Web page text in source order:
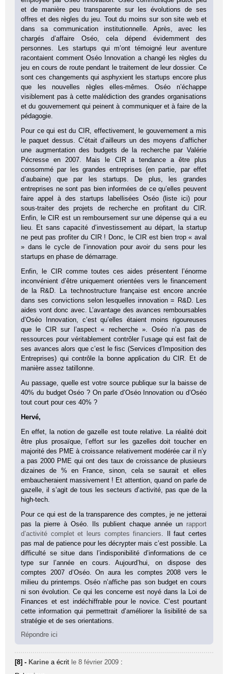
et de manière peu transparente sur les évolutions de ses
offres et des règles du jeu. Tout du moins sur son site web et
dans sa communication institutionnelle. Après, avec les
chargés d’affaire Oséo, cela dépend évidemment des
personnes. Les startups qui m’ont témoigné leur aventure
racontaient comment Oséo Innovation a changé les règles du
jeu en cours de route pendant le traitement de leur dossier. Ce
sont ces changements qui asphyxient les startups encore plus
que les nouvelles règles elles-mêmes. Oséo n’échappe
visiblement pas à cette malédiction des grandes organisations
et du gouvernement qui peinent à communiquer et à faire de la
pédagogie.
Pour ce qui est du CIR, effectivement, le gouvernement a mis
le paquet dessus. C’était d’ailleurs un des moyens d’afficher
une augmentation des budgets de la recherche par Valérie
Pécresse en 2007. Mais le CIR a tendance a être plus
consommé par les grandes entreprises (en partie, par effet
d’aubaine) que par les startups. De plus, les grandes
entreprises ne sont pas bien informées de ce qu’elles peuvent
faire appel à des startups labellisées Oséo (liste ici) pour
sous-traiter des projets de recherche en profitant du CIR.
Enfin, le CIR est un remboursement sur une dépense qui a eu
lieu. Et sans capacité d’investissement au départ, la startup
ne peut pas profiter du CIR ! Donc, le CIR est bien trop « aval
» dans le cycle de l’innovation pour avoir du sens pour les
startups en phase de démarrage.
Enfin, le CIR comme toutes ces aides présentent l’énorme
inconvénient d’être uniquement orientées vers le financement
de la R&D. La technostructure française est encore ancrée
dans ses convictions selon lesquelles innovation = R&D. Les
aides vont donc avec. L’avantage des avances remboursables
d’Oséo Innovation, c’est qu’elles étaient moins rigoureuses
que le CIR sur l’aspect « recherche ». Oséo n’a pas de
ressources pour véritablement contrôler l’usage qui est fait de
ses avances alors que c’est le fisc (Services d’Imposition des
Entreprises) qui contrôle la bonne application du CIR. Et de
manière assez tatillonne.
Au passage, quelle est votre source publique sur la baisse de
40% du budget Oséo ? On parle d’Oséo Innovation ou d’Oséo
tout court pour ces 40% ?
Hervé,
En effet, la notion de gazelle est toute relative. La réalité doit
être plus prosaïque, l’effort sur les gazelles doit toucher en
majorité des PME à croissance relativement modérée car il n’y
a pas 2000 PME qui ont des taux de croissance de plusieurs
dizaines de % en France, sinon, cela se saurait et elles
embaucheraient massivement ! Et attention, quand on parle de
gazelle, il s’agit de tous les secteurs d’activité, pas que de la
high-tech.
Pour ce qui est de la transparence des comptes, je ne jetterai
pas la pierre à Oséo. Ils publient chaque année un rapport
d’activité complet et leurs comptes financiers . Il faut certes
pas mal de patience pour les décrypter mais c’est possible. La
difficulté se situe dans l’indisponibilité d’informations de ce
type sur l’année en cours. Aujourd’hui, on dispose des
comptes 2007 d’Oséo. On aura les comptes 2008 vers le
milieu du printemps. Oséo n’affiche pas son budget en cours
ni son évolution. Ce qui les concerne est noyé dans la Loi de
Finances et est indéchiffrable pour le novice. C’est pourtant
cette information qui permettrait d’améliorer la lisibilité de sa
stratégie et de ses orientations.
Répondre ici
[8] - Karine a écrit le 8 février 2009 :